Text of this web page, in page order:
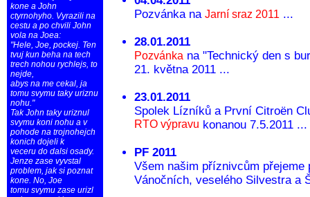
kone a John
ctyrnohyho. Vyrazili na
cestu a po chvili John
vola na Joea:
"Hele, Joe, pockej. Ten
tvuj kun beha na tech
trech nohou rychlejs, to
nejde,
abys na me cekal, ja
tomu svymu taky uriznu
nohu."
Tak John taky uriznul
svymu koni nohu a v
pohode na trojnohejch
konich dojeli k
veceru do dalsi osady.
Jenze zase vyvstal
problem, jak si poznat
kone. No, Joe
tomu svymu zase urizl
Pozvánka na Jarní sraz 2011 ...
28.01.2011
Pozvánka na "Technický den s
21. května 2011 ...
23.01.2011
Spolek Lízníků a První Citroën
RTO výpravu konanou 7.5.2011 ...
PF 2011
Všem našim příznivcům
Vánočních, veselého Silvestra a